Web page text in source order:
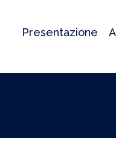
Presentazione